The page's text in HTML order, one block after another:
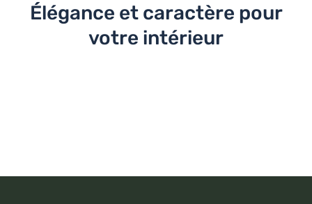
Élégance et caractère pour
votre intérieur